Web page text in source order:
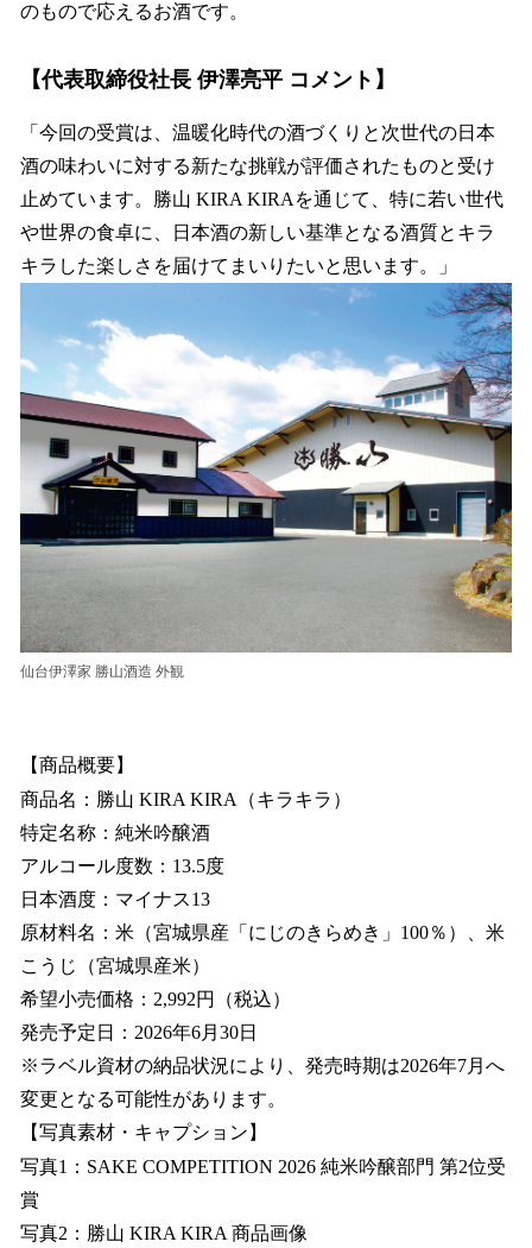
のもので応えるお酒です。
【代表取締役社長 伊澤亮平 コメント】
「今回の受賞は、温暖化時代の酒づくりと次世代の日本
酒の味わいに対する新たな挑戦が評価されたものと受け
止めています。勝山 KIRA KIRAを通じて、特に若い世代
や世界の食卓に、日本酒の新しい基準となる酒質とキラ
キラした楽しさを届けてまいりたいと思います。」
仙台伊澤家 勝山酒造 外観
【商品概要】
商品名：勝山 KIRA KIRA（キラキラ）
特定名称：純米吟醸酒
アルコール度数：13.5度
日本酒度：マイナス13
原材料名：米（宮城県産「にじのきらめき」100％）、米
こうじ（宮城県産米）
希望小売価格：2,992円（税込）
発売予定日：2026年6月30日
※ラベル資材の納品状況により、発売時期は2026年7月へ
変更となる可能性があります。
【写真素材・キャプション】
写真1：SAKE COMPETITION 2026 純米吟醸部門 第2位受
賞
写真2：勝山 KIRA KIRA 商品画像